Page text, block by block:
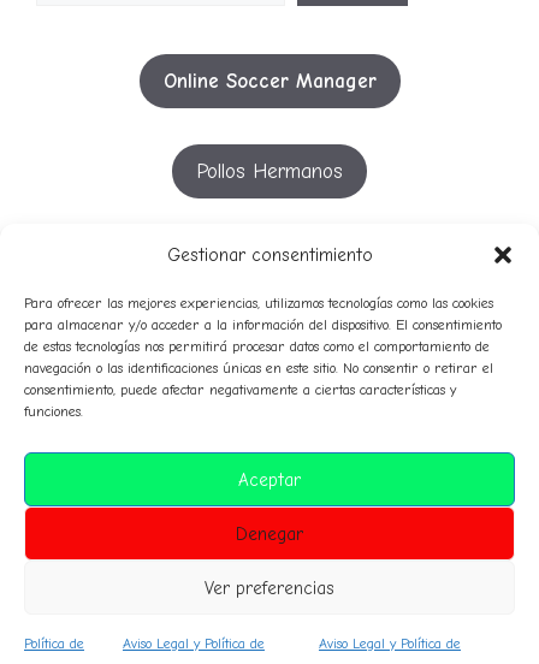
Gestionar consentimiento
Para ofrecer las mejores experiencias, utilizamos tecnologías como las cookies
para almacenar y/o acceder a la información del dispositivo. El consentimiento
de estas tecnologías nos permitirá procesar datos como el comportamiento de
navegación o las identificaciones únicas en este sitio. No consentir o retirar el
consentimiento, puede afectar negativamente a ciertas características y
funciones.
Aceptar
Denegar
Ver preferencias
Política de Aviso Legal y Política de Aviso Legal y Política de
Online Soccer Manager
Pollos Hermanos
YouTube
49º 50º 51º 52º 53º 54º 55º 56º 57º 58º
59º
audio
Clasificaciones composición
normas premiosespeciales
sorteo